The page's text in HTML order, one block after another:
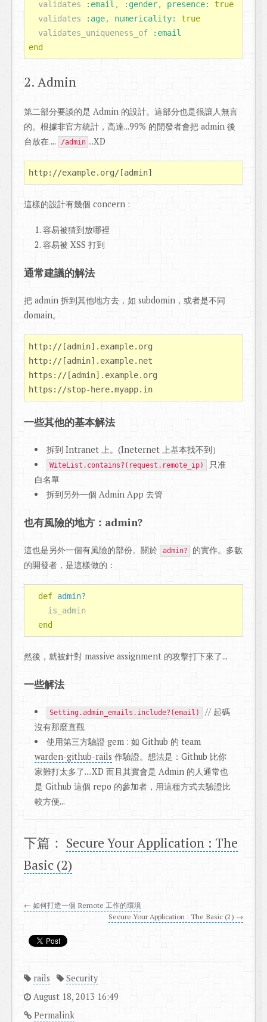
validates :email , :gender, presence: true
validates
:age, numericality: true
validates_uniqueness_of
:email
end
2. Admin
第二部分要談的是 Admin 的設計。這部分也是很讓人無言
的。根據非官方統計，高達...99% 的開發者會把 admin 後
台放在 ...
/admin ...XD
這樣的設計有幾個 concern :
容易被猜到放哪裡
容易被 XSS 打到
通常建議的解法
把 admin 拆到其他地方去，如 subdomin，或者是不同
domain。
http://[admin].example.org
http://[admin].example.net
https://[admin].example.org
一些其他的基本解法
拆到 Intranet 上。(Ineternet 上基本找不到）
WiteList.contains?(request.remote_ip)
只准
白名單
拆到另外一個 Admin App 去管
也有風險的地方：admin?
這也是另外一個有風險的部份。關於 admin?
的實作。多數
的開發者，是這樣做的：
def admin?
is_admin
end
然後，就被針對 massive assignment 的攻擊打下來了...
一些解法
Setting.admin_emails.include?(email)
// 起碼
沒有那麼直觀
使用第三方驗證 gem : 如 Github 的 team
warden-github-rails 作驗證。想法是：Github 比你
家難打太多了....XD 而且其實會是 Admin 的人通常也
是 Github 這個 repo 的參加者，用這種方式去驗證比
較方便...
下篇： Secure Your Application : The
Basic (2)
← 如何打造一個 Remote 工作的環境
Secure Your Application : The Basic (2) →
rails
Security
August 18, 2013 16:49
Permalink